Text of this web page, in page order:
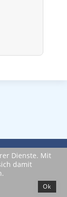
Dienste. Mit
damit
Ok